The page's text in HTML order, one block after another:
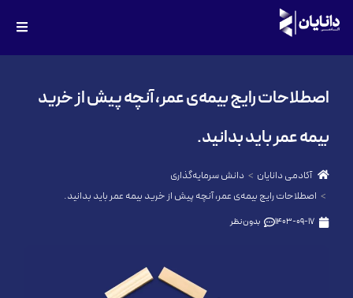
اصطلاحات رایج بیمه‌ی عمر، آنچه پیش از خرید
بیمه عمر باید بدانید.
آکادمی دانایان
دانش سرمایه‌گذاری
اصطلاحات رایج بیمه‌ی عمر، آنچه پیش از خرید بیمه عمر باید بدانید.
1403-09-17 بدون نظر